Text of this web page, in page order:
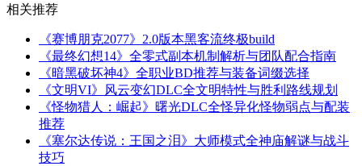
相关推荐
《赛博朋克2077》2.0版本黑客流终极build
《最终幻想14》全零式副本机制解析与团队配合指南
《暗黑破坏神4》全职业BD推荐与装备词缀选择
《文明VI》风云变幻DLC全文明特性与胜利路线规划
《怪物猎人：崛起》曙光DLC全怪异化怪物弱点与配装
推荐
《塞尔达传说：王国之泪》大师模式全神庙解谜与战斗
技巧